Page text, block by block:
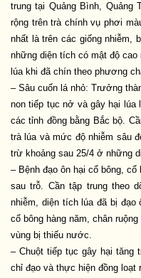
trung tại Quảng Bình, Quảng
rộng trên trà chính vụ phơi
nhất là trên các giống nhiễm,
những diện tích có mật độ
lúa khi đã chín theo phương
– Sâu cuốn lá nhỏ: Trưởng
non tiếp tục nở và gây hại lúa
các tỉnh đồng bằng Bắc bộ.
trà lúa và mức độ nhiễm sâu
trừ khoảng sau 25/4 ở những
– Bệnh đạo ôn hại cổ bông,
sau trỗ. Cần tập trung theo
nhiễm, diện tích lúa đã bị đạo
cổ bông hàng năm, chân
vùng bị thiếu nước.
– Chuột tiếp tục gây hại tăng
chỉ đạo và thực hiện đồng loạt